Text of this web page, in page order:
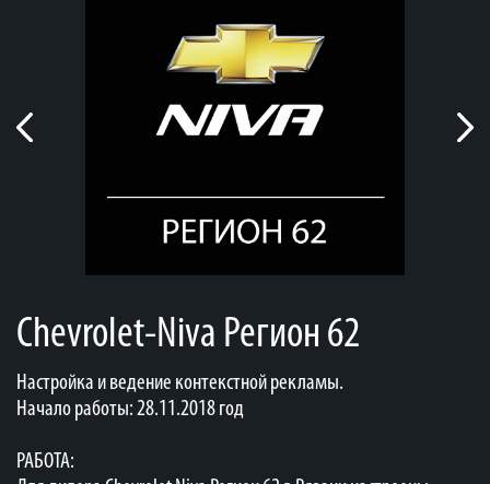
Chevrolet-Niva Регион 62
Настройка и ведение контекстной рекламы.
Начало работы: 28.11.2018 год
РАБОТА: